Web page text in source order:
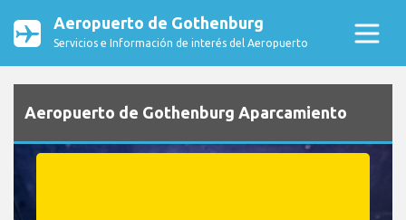
Aeropuerto de Gothenburg
Servicios e Información de interés del Aeropuerto
Aeropuerto de Gothenburg Aparcamiento